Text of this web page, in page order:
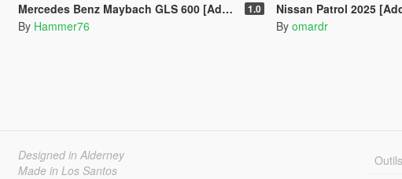
Mercedes Benz Maybach GLS 600 [Add-On | Legacy | Enhanced] 1.0
By Hammer76
Nissan Patrol 2025 [Add-on |
By omardr
Designed in Alderney
Made in Los Santos